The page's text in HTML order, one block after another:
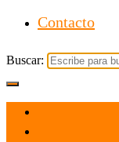
Contacto
Buscar: